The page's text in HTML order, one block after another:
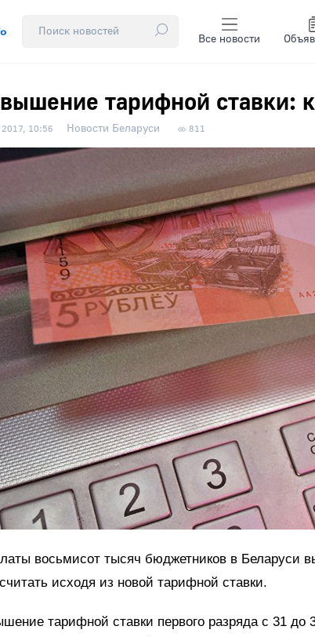
Все новости
тарифной ставки:
2017, 10:56 Новости Беларуси 811
восьмисот тысяч бюджетников в Беларуси
исходя из новой тарифной ставки.
тарифной ставки первого разряда с 31 до